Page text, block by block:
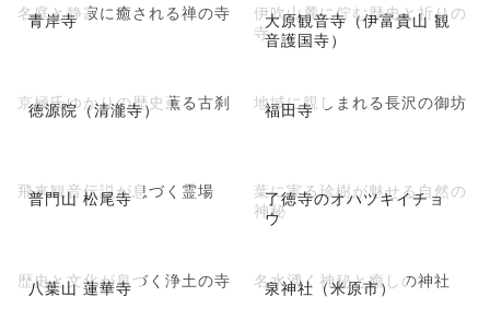
青岸寺
名庭と静寂に癒される禅の寺
大原観音寺（伊富貴山 観
音護国寺）
伊吹山麓に佇む歴史と祈りの
寺
徳源院（清瀧寺）
京極氏ゆかりの歴史薫る古刹 福田寺
地域に親しまれる長沢の御坊
普門山 松尾寺
飛来観音伝説が息づく霊場
了徳寺のオハツキイチョ
ウ
葉に実る珍樹が魅せる自然の
神秘
八葉山 蓮華寺
歴史と文化が息づく浄土の寺 泉神社（米原市）
名水湧く神秘と癒しの神社